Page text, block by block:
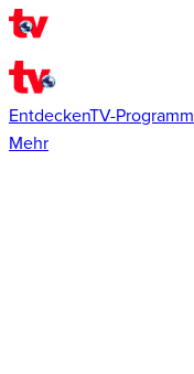
EntdeckenTV-Programm
Mehr